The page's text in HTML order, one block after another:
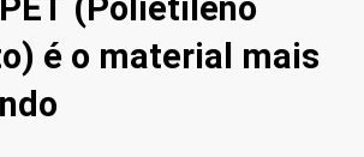
(Polietileno
é o material mais